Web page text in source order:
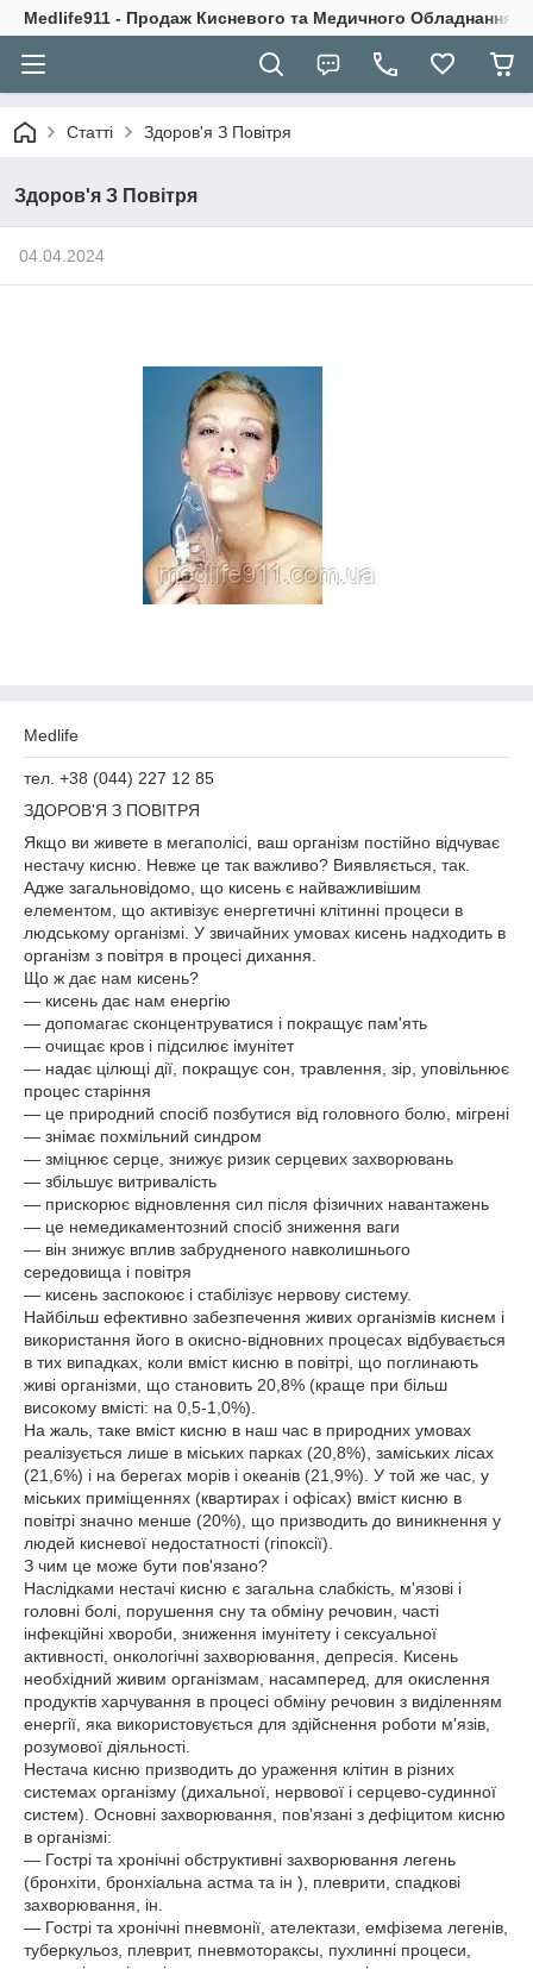
Medlife911 - Продаж Кисневого та Медичного Обладнання
Статті Здоров'я З Повітря
Здоров'я З Повітря
04.04.2024
Medlife
тел. +38 (044) 227 12 85
ЗДОРОВ'Я З ПОВІТРЯ
Якщо ви живете в мегаполісі, ваш організм постійно відчуває
нестачу кисню. Невже це так важливо? Виявляється, так.
Адже загальновідомо, що кисень є найважливішим
елементом, що активізує енергетичні клітинні процеси в
людському організмі. У звичайних умовах кисень надходить в
організм з повітря в процесі дихання.
Що ж дає нам кисень?
— кисень дає нам енергію
— допомагає сконцентруватися і покращує пам'ять
— очищає кров і підсилює імунітет
— надає цілющі дії, покращує сон, травлення, зір, уповільнює
процес старіння
— це природний спосіб позбутися від головного болю, мігрені
— знімає похмільний синдром
— зміцнює серце, знижує ризик серцевих захворювань
— збільшує витривалість
— прискорює відновлення сил після фізичних навантажень
— це немедикаментозний спосіб зниження ваги
— він знижує вплив забрудненого навколишнього
середовища і повітря
— кисень заспокоює і стабілізує нервову систему.
Найбільш ефективно забезпечення живих організмів киснем і
використання його в окисно-відновних процесах відбувається
в тих випадках, коли вміст кисню в повітрі, що поглинають
живі організми, що становить 20,8% (краще при більш
високому вмісті: на 0,5-1,0%).
На жаль, таке вміст кисню в наш час в природних умовах
реалізується лише в міських парках (20,8%), заміських лісах
(21,6%) і на берегах морів і океанів (21,9%). У той же час, у
міських приміщеннях (квартирах і офісах) вміст кисню в
повітрі значно менше (20%), що призводить до виникнення у
людей кисневої недостатності (гіпоксії).
З чим це може бути пов'язано?
Наслідками нестачі кисню є загальна слабкість, м'язові і
головні болі, порушення сну та обміну речовин, часті
інфекційні хвороби, зниження імунітету і сексуальної
активності, онкологічні захворювання, депресія. Кисень
необхідний живим організмам, насамперед, для окислення
продуктів харчування в процесі обміну речовин з виділенням
енергії, яка використовується для здійснення роботи м'язів,
розумової діяльності.
Нестача кисню призводить до ураження клітин в різних
системах організму (дихальної, нервової і серцево-судинної
систем). Основні захворювання, пов'язані з дефіцитом кисню
в організмі:
— Гострі та хронічні обструктивні захворювання легень
(бронхіти, бронхіальна астма та ін ), плеврити, спадкові
захворювання, ін.
— Гострі та хронічні пневмонії, ателектази, емфізема легенів,
туберкульоз, плеврит, пневмотораксы, пухлинні процеси,